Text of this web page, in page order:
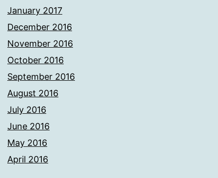
January 2017
December 2016
November 2016
October 2016
September 2016
August 2016
July 2016
June 2016
May 2016
April 2016